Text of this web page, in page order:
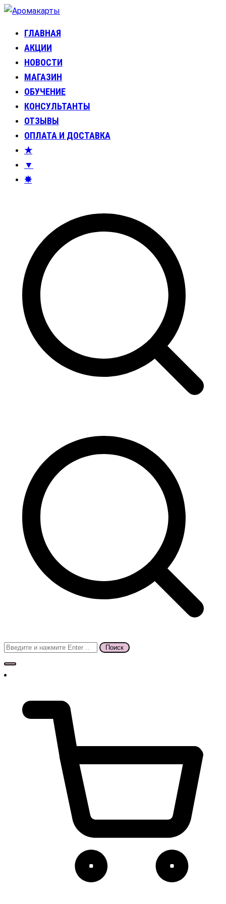
Перейти
содержимому
Аромакарты
Психологические эфирные карты • Аромапсихология
ГЛАВНАЯ
АКЦИИ
НОВОСТИ
МАГАЗИН
ОБУЧЕНИЕ
КОНСУЛЬТАНТЫ
ОТЗЫВЫ
ОПЛАТА И ДОСТАВКА
★
▼
✸
Поиск
для: